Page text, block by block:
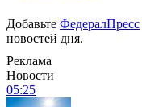
Добавьте ФедералПресс
новостей дня.
Реклама
Новости
05:25